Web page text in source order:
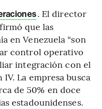
. El director
que las
en Venezuela “son
control operativo
integración con el
La empresa busca
de 50% en doce
estadounidenses.